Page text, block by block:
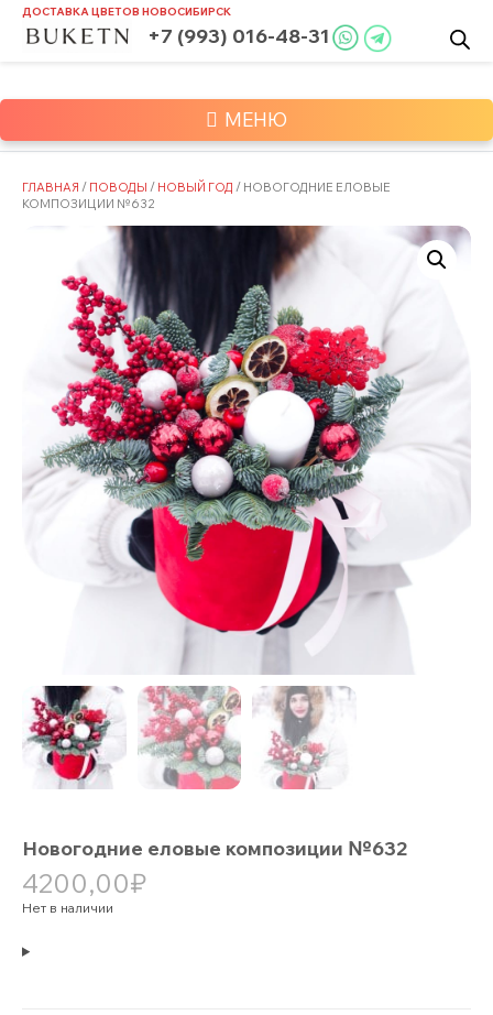
SkipДОСТАВКА ЦВЕТОВ НОВОСИБИРСК
+7 (993) 016-48-31
МЕНЮ
ГЛАВНАЯ / ПОВОДЫ / НОВЫЙ ГОД / НОВОГОДНИЕ ЕЛОВЫЕ
КОМПОЗИЦИИ №632
Новогодние еловые композиции №632
4200,00₽
Нет в наличии